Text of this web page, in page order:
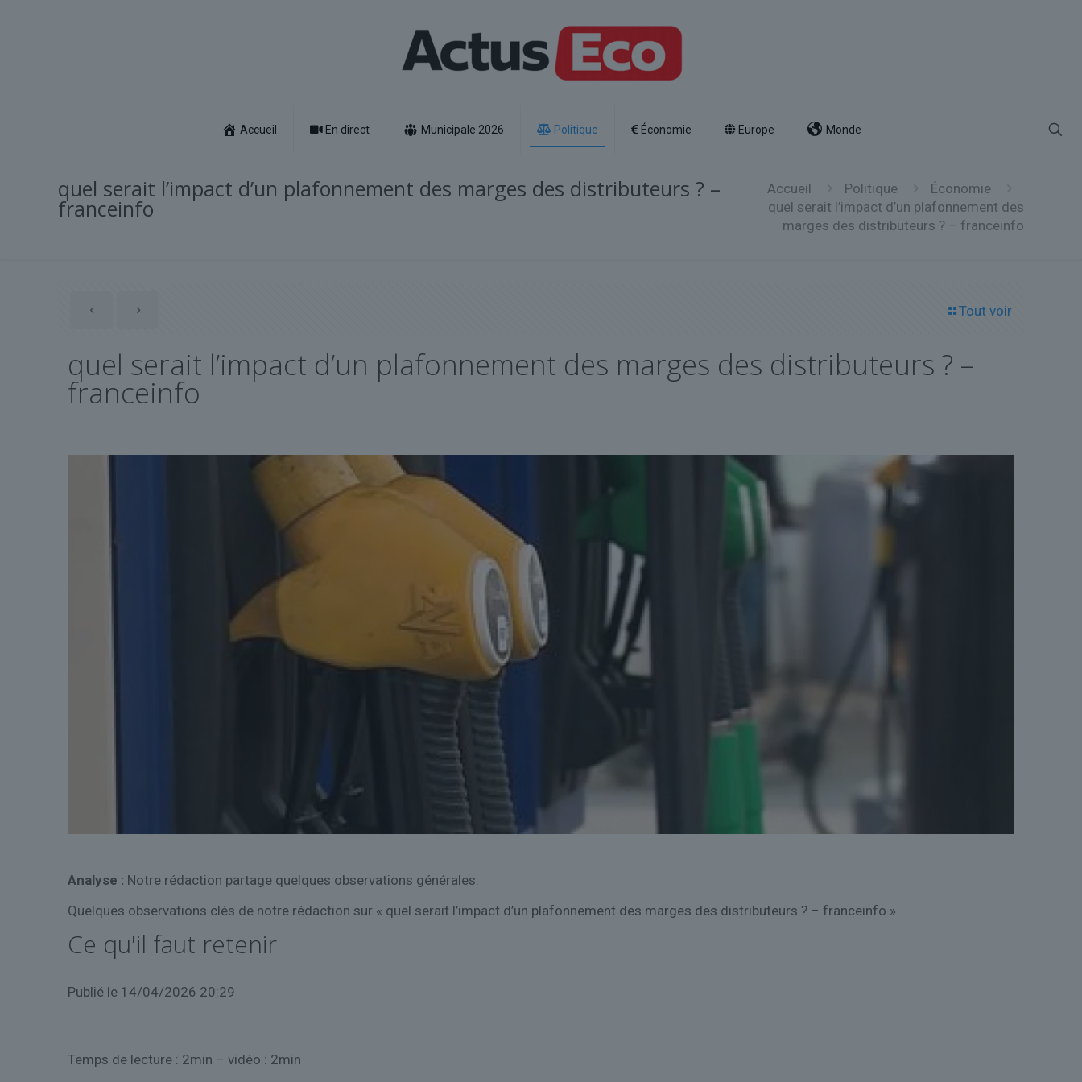
Accueil En direct Municipale 2026 Politique Économie Europe Monde
quel serait l’impact d’un plafonnement des marges des distributeurs ? –
franceinfo
Accueil Politique
Économie
quel serait l’impact d’un plafonnement des
marges des distributeurs ? – franceinfo
Tout voir
quel serait l’impact d’un plafonnement des marges des distributeurs ? –
franceinfo
Analyse : Notre rédaction partage quelques observations générales.
Quelques observations clés de notre rédaction sur « quel serait l’impact d’un plafonnement des marges des distributeurs ? – franceinfo ».
Ce qu'il faut retenir
Publié le 14/04/2026 20:29
Temps de lecture : 2min – vidéo : 2min